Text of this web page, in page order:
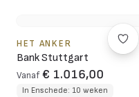
HET ANKER
Bank Stuttgart
Vanaf € 1.016,00
In Enschede: 10 weken